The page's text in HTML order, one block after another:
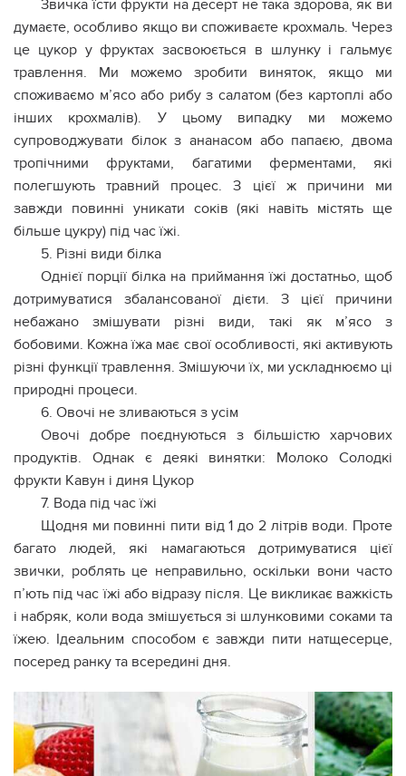
Звичка їсти фрукти на десерт не така здорова, як ви
думаєте, особливо якщо ви споживаєте крохмаль. Через
це цукор у фруктах засвоюється в шлунку і гальмує
травлення. Ми можемо зробити виняток, якщо ми
споживаємо м’ясо або рибу з салатом (без картоплі або
інших крохмалів). У цьому випадку ми можемо
супроводжувати білок з ананасом або папаєю, двома
тропічними фруктами, багатими ферментами, які
полегшують травний процес. З цієї ж причини ми
завжди повинні уникати соків (які навіть містять ще
більше цукру) під час їжі.
5. Різні види білка
Однієї порції білка на приймання їжі достатньо, щоб
дотримуватися збалансованої дієти. З цієї причини
небажано змішувати різні види, такі як м’ясо з
бобовими. Кожна їжа має свої особливості, які активують
різні функції травлення. Змішуючи їх, ми ускладнюємо ці
природні процеси.
6. Овочі не зливаються з усім
Овочі добре поєднуються з більшістю харчових
продуктів. Однак є деякі винятки: Молоко Солодкі
фрукти Кавун і диня Цукор
7. Вода під час їжі
Щодня ми повинні пити від 1 до 2 літрів води. Проте
багато людей, які намагаються дотримуватися цієї
звички, роблять це неправильно, оскільки вони часто
п’ють під час їжі або відразу після. Це викликає важкість
і набряк, коли вода змішується зі шлунковими соками та
їжею. Ідеальним способом є завжди пити натщесерце,
посеред ранку та всередині дня.